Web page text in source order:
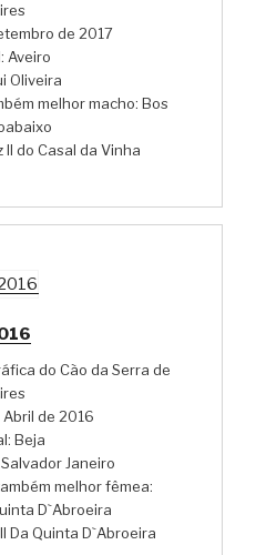
de 2017
Aveiro
Oliveira
melhor macho: Bos
do Casal da Vinha
do Cão da Serra de
de 2016
Beja
Janeiro
melhor fêmea:
D`Abroeira
Da Quinta D`Abroeira